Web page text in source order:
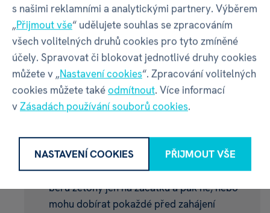
poslat fotku těch znaků a kde je to prý písmeno
Zákazník,22. 05. 2025,2 odpovědi
ODPOVĚDĚT
Dobrý den odehrál jsem výuku a pak další
misi Trosky a mám na Vás dotaz před misí je
vytvoření zásob žetonů a velení a energie si
beru žetony jen na začátku a pak ne, nebo
mohu dobírat pokaždé před zahájení
s našimi reklamními a analytickými partnery. Výběrem
„Přijmout vše“ udělujete souhlas se zpracováním
všech volitelných druhů cookies pro tyto zmíněné
účely. Spravovat či blokovat jednotlivé druhy cookies
můžete v „Nastavení cookies“. Zpracování volitelných
cookies můžete takéodmítnout. Více informací
vZásadách používání souborů cookies.
NASTAVENÍ COOKIES PŘIJMOUT VŠE